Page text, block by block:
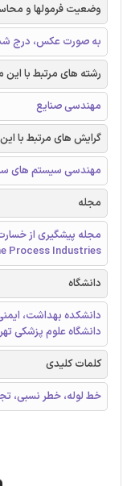
وضعیت فرمولها و
به صورت عکس، درج
رشته های مرتبط با این
مهندسی صنایع
گرایش های مرتبط با
مهندسی سیستم های
مجله
Process Industries
دانشگاه
دانشکده بهداشت،
دانشگاه علوم پزشکی
کلمات کلیدی
خط لوله، خطر نسبی،